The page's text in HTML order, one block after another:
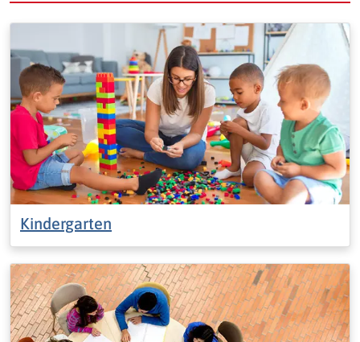
Kindergarten